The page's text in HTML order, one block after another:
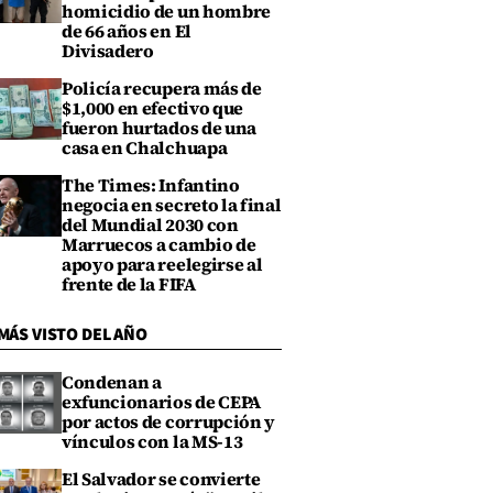
homicidio de un hombre
de 66 años en El
Divisadero
Policía recupera más de
$1,000 en efectivo que
fueron hurtados de una
casa en Chalchuapa
The Times: Infantino
negocia en secreto la final
del Mundial 2030 con
Marruecos a cambio de
apoyo para reelegirse al
frente de la FIFA
VISTO DEL AÑO
Condenan a
exfuncionarios de CEPA
por actos de corrupción y
vínculos con la MS-13
El Salvador se convierte